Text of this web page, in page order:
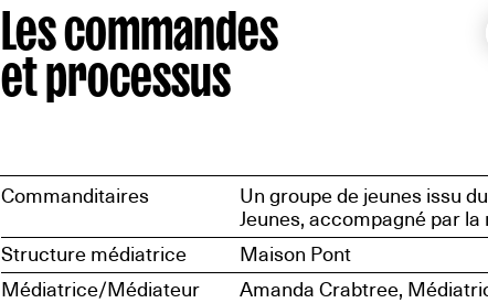
Les commandes
et processus
Commanditaires
Un groupe de jeunes issu
Jeunes, accompagné par
Structure médiatrice
Maison Pont
Médiatrice/Médiateur
Amanda Crabtree,